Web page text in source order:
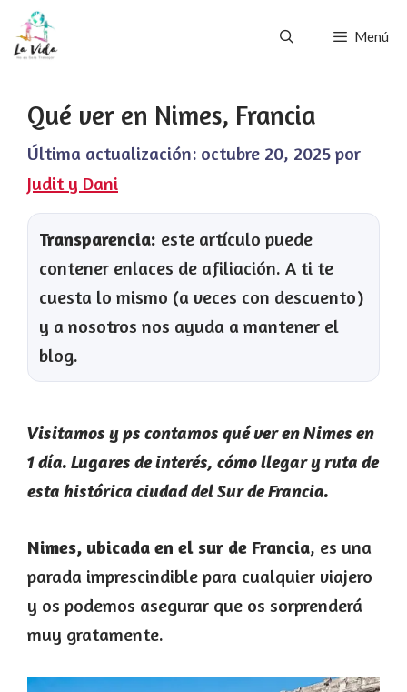
Saltar
Menú
Qué ver en Nimes, Francia
Última actualización: octubre 20, 2025 por
Judit y Dani
Transparencia: este artículo puede
contener enlaces de afiliación. A ti te
cuesta lo mismo (a veces con descuento)
y a nosotros nos ayuda a mantener el
blog.
Visitamos y ps contamos qué ver en Nimes en
1 día. Lugares de interés, cómo llegar y ruta de
esta histórica ciudad del Sur de Francia.
Nimes, ubicada en el sur de Francia, es una
parada imprescindible para cualquier viajero
y os podemos asegurar que os sorprenderá
muy gratamente.